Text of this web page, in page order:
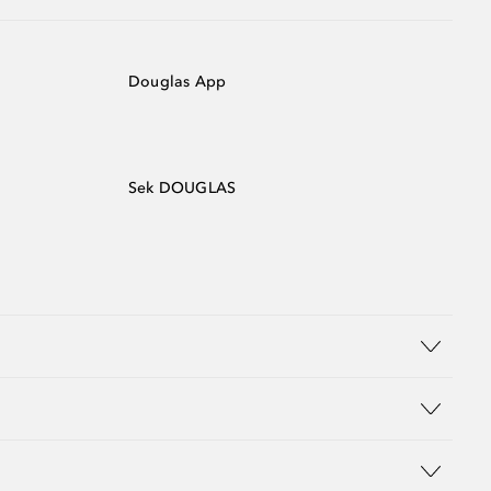
Douglas App
Sek DOUGLAS